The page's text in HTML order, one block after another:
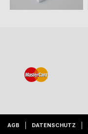
AGB DATENSCHUTZ